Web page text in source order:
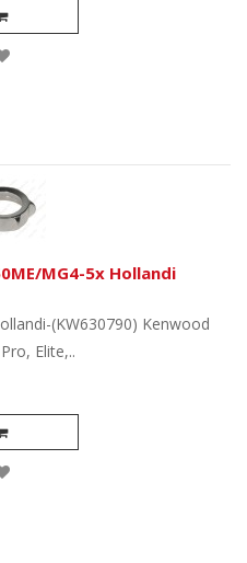
MG4-5x Hollandi
(KW630790) Kenwood
Elite,..